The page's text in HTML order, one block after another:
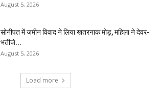
August 5, 2026
सोनीपत में जमीन विवाद ने लिया खतरनाक मोड़, महिला ने देवर-
भतीजे...
August 5, 2026
Load more